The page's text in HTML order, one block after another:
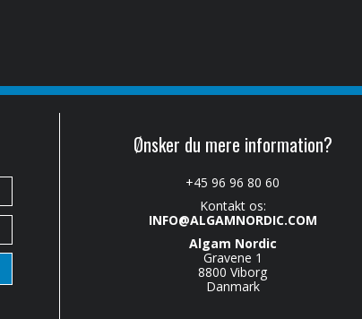
Ønsker du mere information?
+45 96 96 80 60
Kontakt os:
INFO@ALGAMNORDIC.COM
Algam Nordic
Gravene 1
8800 Viborg
Danmark